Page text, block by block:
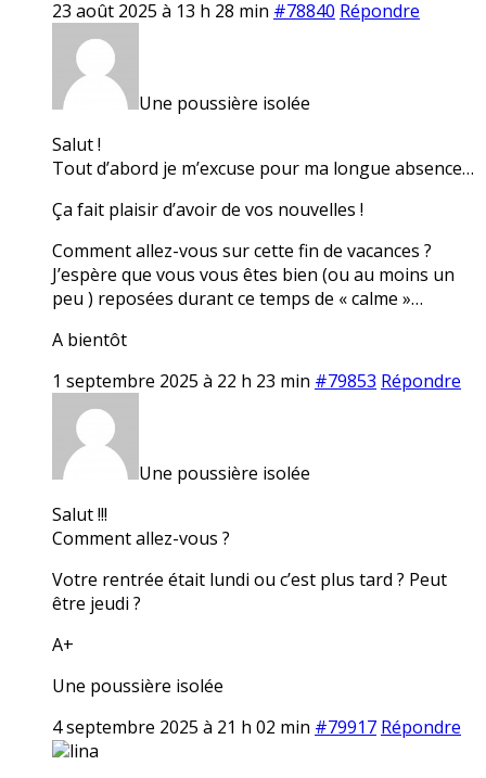
23 août 2025 à 13 h 28 min #78840 Répondre
Une poussière isolée
Salut !
Tout d’abord je m’excuse pour ma longue absence…
Ça fait plaisir d’avoir de vos nouvelles !
Comment allez-vous sur cette fin de vacances ?
J’espère que vous vous êtes bien (ou au moins un
peu ) reposées durant ce temps de « calme »…
A bientôt
1 septembre 2025 à 22 h 23 min #79853 Répondre
Une poussière isolée
Salut !!!
Comment allez-vous ?
Votre rentrée était lundi ou c’est plus tard ? Peut
être jeudi ?
A+
Une poussière isolée
4 septembre 2025 à 21 h 02 min #79917 Répondre
lina